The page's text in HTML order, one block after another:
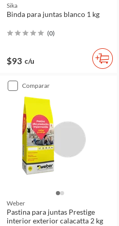
Sika
Binda para juntas blanco 1 kg
(0)
$93 c/u
comparar
Weber
Pastina para juntas Prestige
interior exterior calacatta 2 kg